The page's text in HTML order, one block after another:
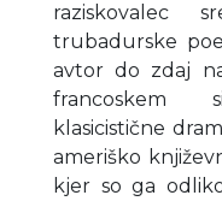
raziskovalec
trubadurske
avtor do zdaj
francoskem
klasicistične
ameriško
kjer so ga